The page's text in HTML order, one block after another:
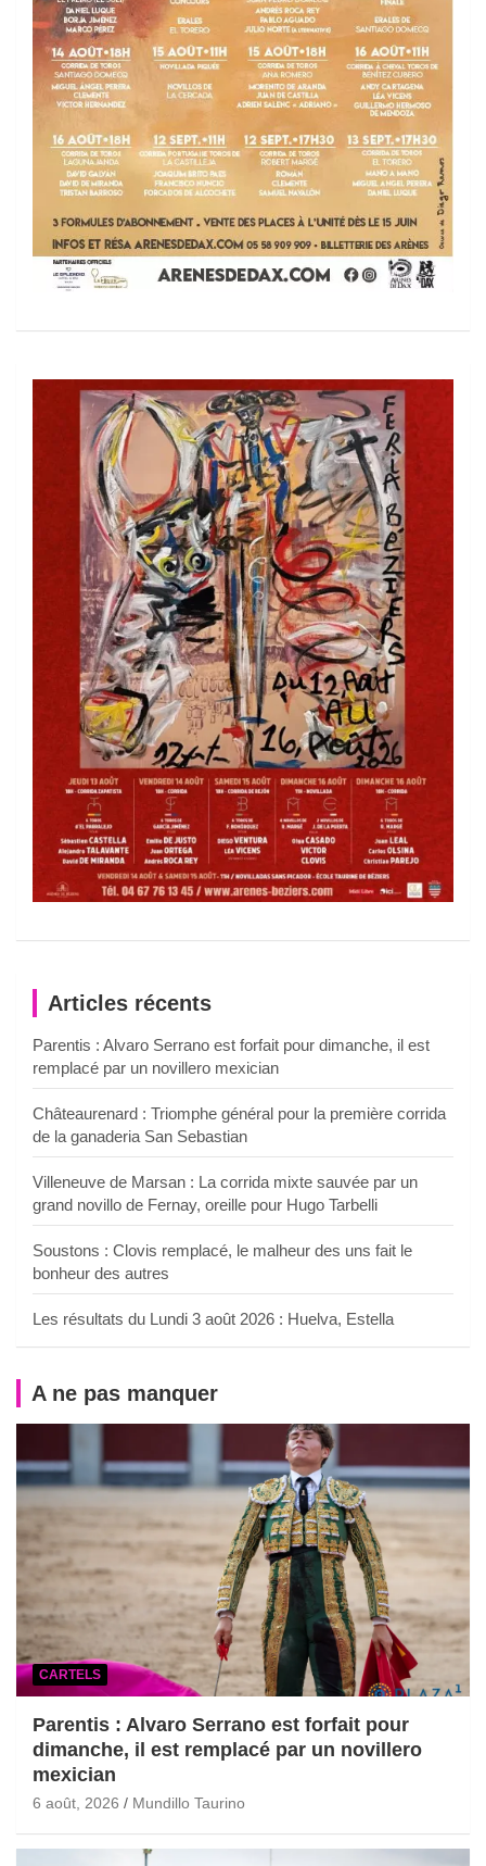
Articles récents
Parentis : Alvaro Serrano est forfait pour dimanche, il est
remplacé par un novillero mexician
Châteaurenard : Triomphe général pour la première corrida
de la ganaderia San Sebastian
Villeneuve de Marsan : La corrida mixte sauvée par un
grand novillo de Fernay, oreille pour Hugo Tarbelli
Soustons : Clovis remplacé, le malheur des uns fait le
bonheur des autres
Les résultats du Lundi 3 août 2026 : Huelva, Estella
A ne pas manquer
CARTELS
Parentis : Alvaro Serrano est forfait pour
dimanche, il est remplacé par un novillero
mexician
6 août, 2026 Mundillo Taurino